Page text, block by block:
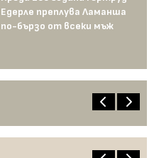
Едерле преплува Ламанша
по-бързо от всеки мъж